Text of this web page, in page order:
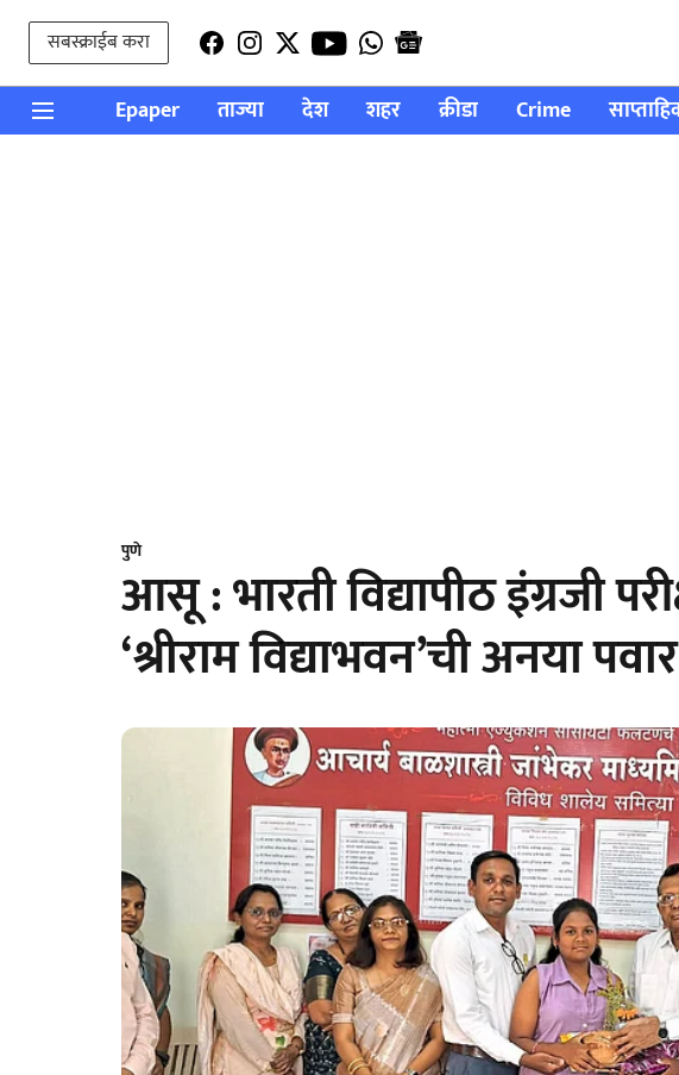
सबस्क्राईब करा
Epaper ताज्या देश शहर क्रीडा Crime
पुणे
आसू : भारती विद्यापीठ इंग्रजी
‘श्रीराम विद्याभवन’ची अनया